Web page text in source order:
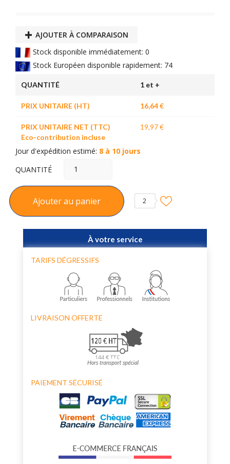
AJOUTER À COMPARAISON
Stock disponible immédiatement: 0
Stock Européen disponible rapidement: 74
QUANTITÉ 1 et +
PRIX UNITAIRE (HT) 16,64 €
PRIX UNITAIRE NET (TTC)
Eco-contribution incluse
19,97 €
Jour d'expédition estimé: 8 à 10 jours
QUANTITÉ
Ajouter au panier 2
À votre service
TARIFS DÉGRESSIFS
LIVRAISON OFFERTE
PAIEMENT SÉCURISÉ